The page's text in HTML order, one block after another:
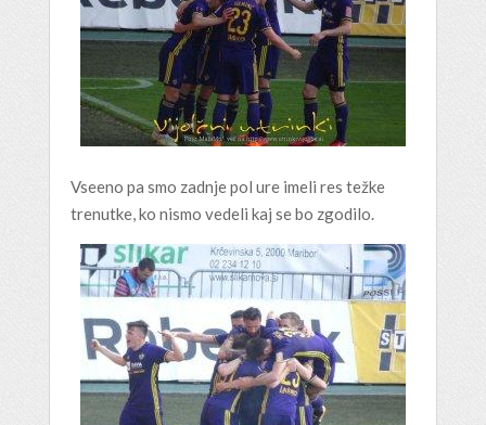
Vseeno pa smo zadnje pol ure imeli res težke
trenutke, ko nismo vedeli kaj se bo zgodilo.